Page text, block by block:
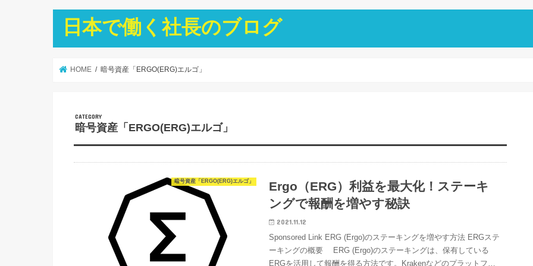
日本で働く社長のブログ
HOME 暗号資産「ERGO(ERG)エルゴ」
暗号資産「ERGO(ERG)エルゴ」
暗号資産「ERGO(ERG)エルゴ」
Ergo（ERG）利益を最大化！ステーキ
ングで報酬を増やす秘訣
2021.11.12
Sponsored Link ERG (Ergo)のステーキングを増やす方法 ERGステ
ーキングの概要 ERG (Ergo)のステーキングは、保有している
ERGを活用して報酬を得る方法です。Krakenなどのプラットフ…